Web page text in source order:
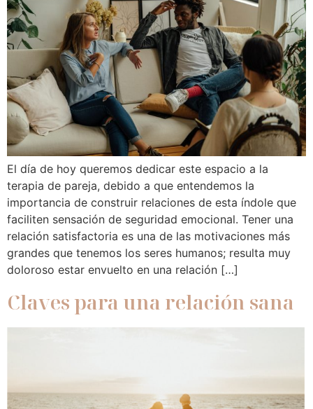
El día de hoy queremos dedicar este espacio a la
terapia de pareja, debido a que entendemos la
importancia de construir relaciones de esta índole que
faciliten sensación de seguridad emocional. Tener una
relación satisfactoria es una de las motivaciones más
grandes que tenemos los seres humanos; resulta muy
doloroso estar envuelto en una relación […]
Claves para una relación sana